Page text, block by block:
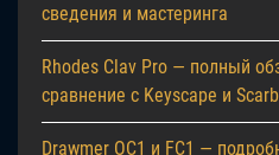
сведения и мастеринга
Rhodes Clav Pro — полный
сравнение с Keyscape и
Drawmer OC1 и FC1 —